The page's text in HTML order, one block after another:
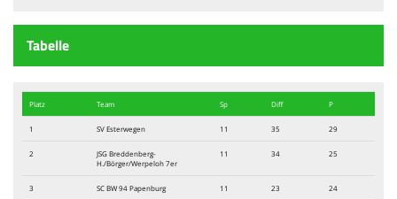
Tabelle
Platz Team Sp Diff P
1 SV Esterwegen 11 35 29
2
JSG Breddenberg-
H./Börger/Werpeloh 7er
11 34 25
3 SC BW 94 Papenburg 11 23 24